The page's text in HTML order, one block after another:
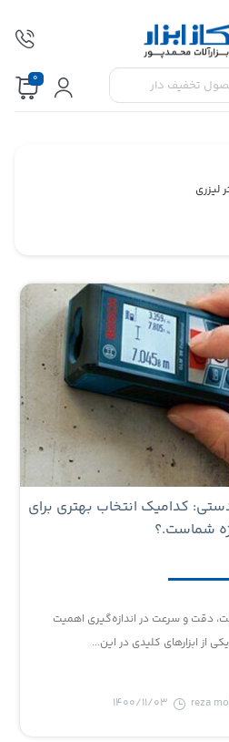
0
لیزری
کدامیک انتخاب بهتری برای
شماست.؟
دقت و سرعت در اندازه‌گیری اهمیت
از ابزارهای کلیدی در این...
reza
1400/11/03